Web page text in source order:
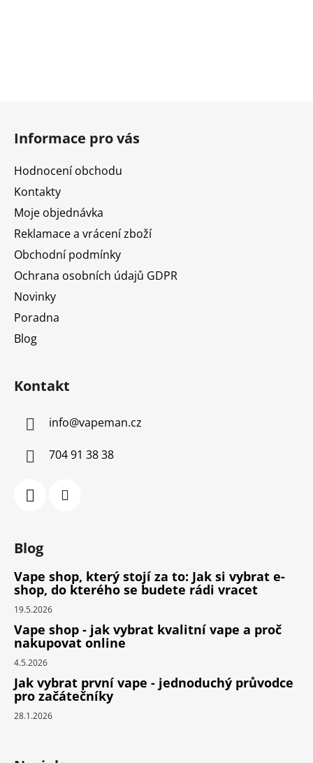
Informace pro vás
Hodnocení obchodu
Kontakty
Moje objednávka
Reklamace a vrácení zboží
Obchodní podmínky
Ochrana osobních údajů GDPR
Novinky
Poradna
Blog
Kontakt
info@vapeman.cz
704 91 38 38
Blog
Vape shop, který stojí za to: Jak si vybrat e-
shop, do kterého se budete rádi vracet
19.5.2026
Vape shop - jak vybrat kvalitní vape a proč
nakupovat online
4.5.2026
Jak vybrat první vape - jednoduchý průvodce
pro začátečníky
28.1.2026